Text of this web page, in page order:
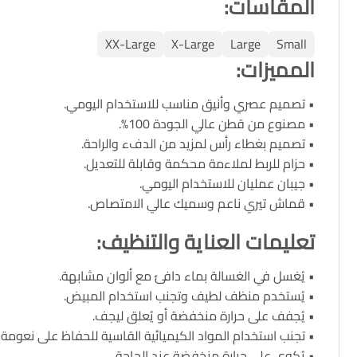
Small
Large
X-Large
XX-Large
المميزات:
• تصميم عصري وأنيق مناسب للاستخدام اليومي.
• مصنوع من قطن عالي الجودة 100%.
• تصميم بغطاء رأس لمزيد من الدفء والراحة.
• حزام للربط لملاءمة محكمة وقابلة للتعديل.
• جيبان عمليان للاستخدام اليومي.
• قماش تيري ناعم وسميك عالي الامتصاص.
تعليمات العناية والتنظيف:
• يُغسل في الغسالة بماء دافئ مع ألوان مشابهة.
• يُستخدم منظف لطيف وتجنب استخدام المبيض.
• يُجفف على حرارة منخفضة أو يُعلق ليجف.
• تجنب استخدام المواد الكيميائية القاسية للحفاظ على